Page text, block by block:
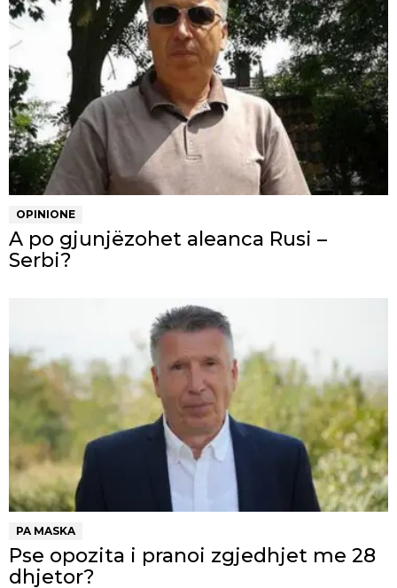
OPINIONE
A po gjunjëzohet aleanca Rusi –
Serbi?
PA MASKA
Pse opozita i pranoi zgjedhjet me 28
dhjetor?